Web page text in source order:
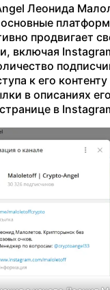
Леонида
основные
продвигает
включая
к его
в описаниях
в